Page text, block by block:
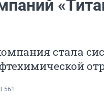
стала
561